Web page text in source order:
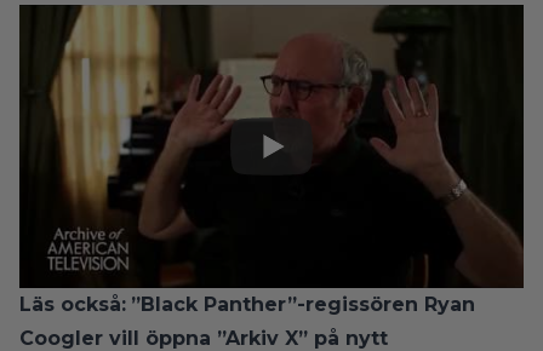
Läs också: ”Black Panther”-regissören Ryan
Coogler vill öppna ”Arkiv X” på nytt